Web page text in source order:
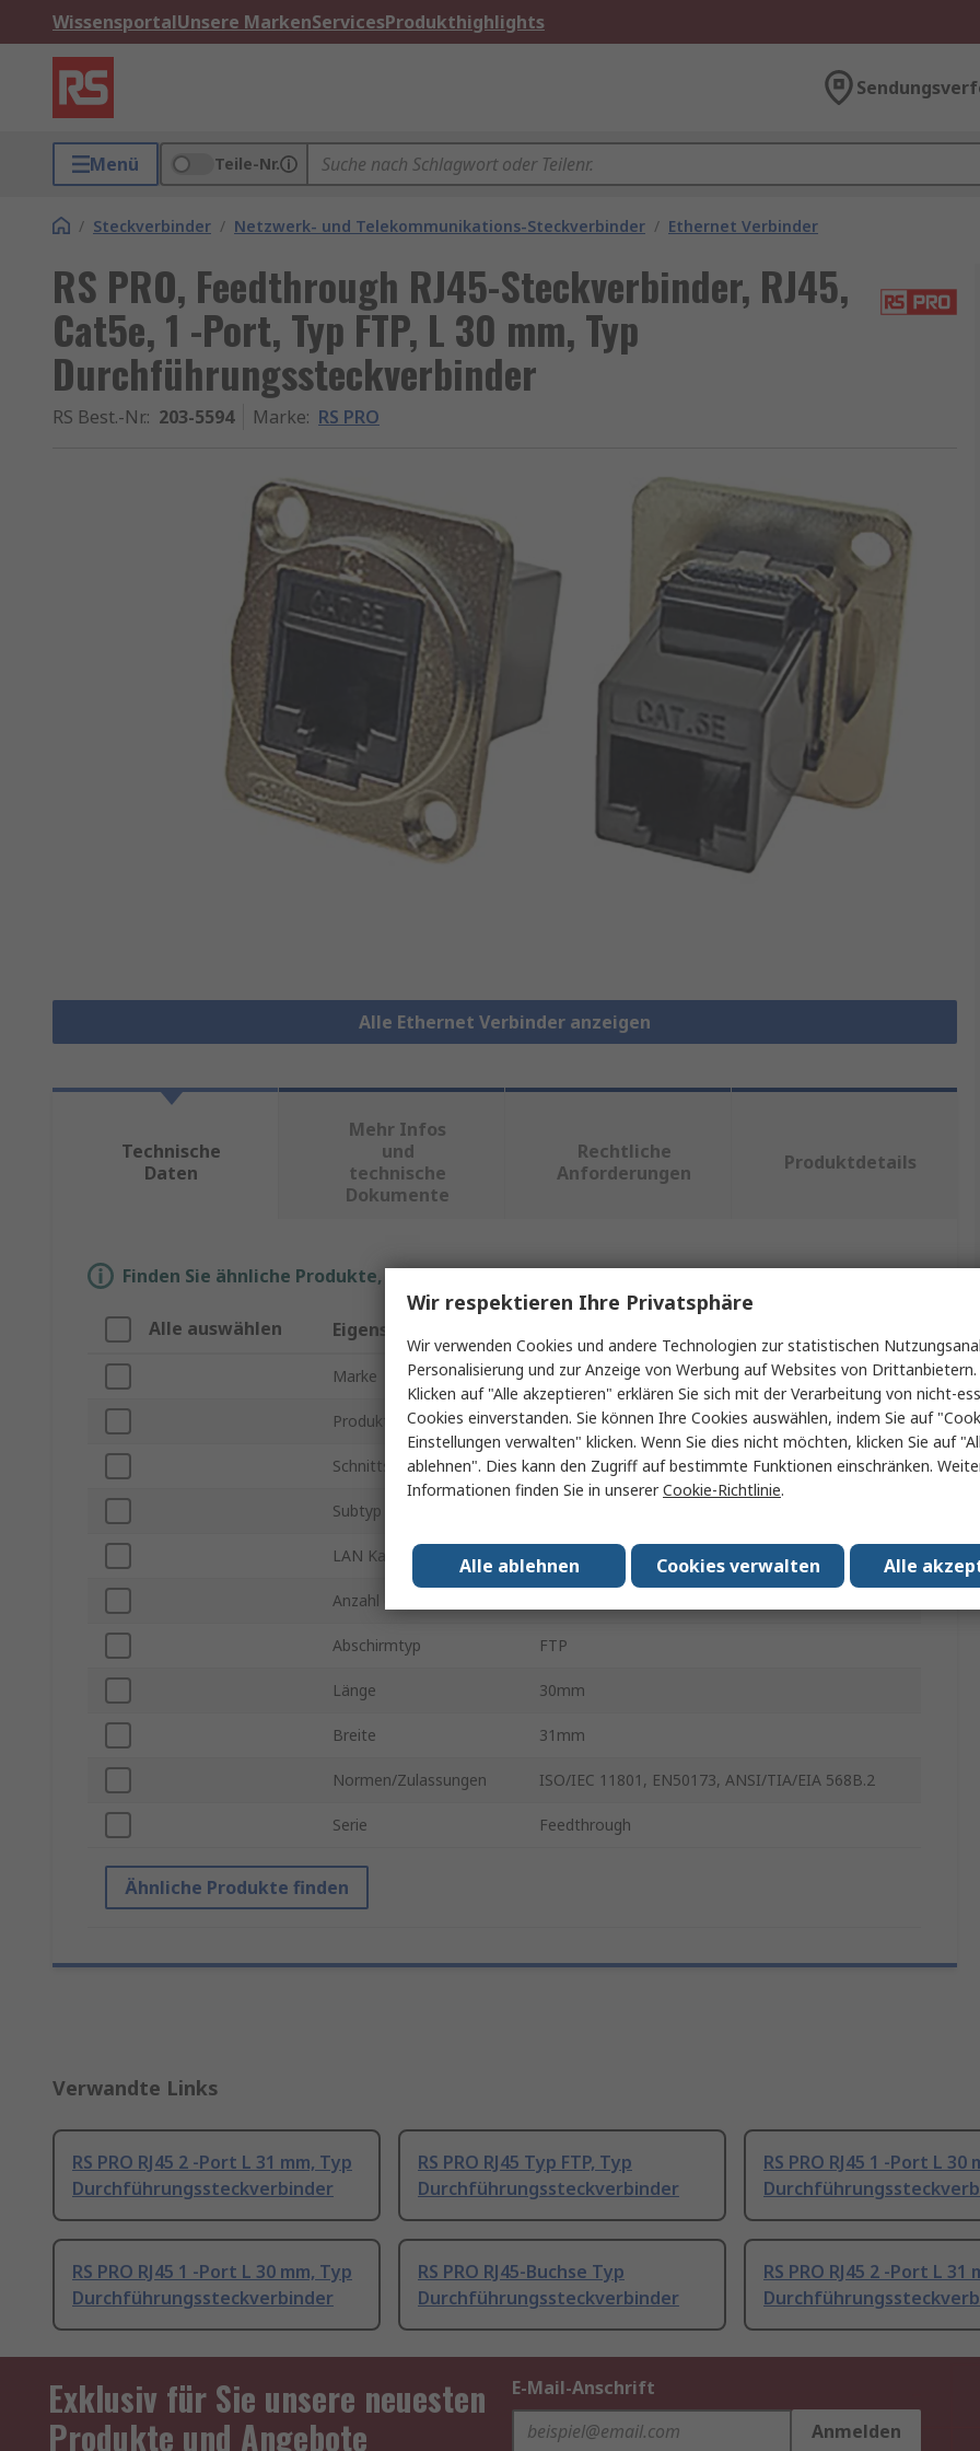
WissensportalUnsere MarkenServicesProdukthighlights
Menü Teile-Nr.
/ Steckverbinder / Netzwerk- und Telekommunikations-Steckverbinder / Ethernet Verbinder
RS PRO, Feedthrough RJ45-Steckverbinder, RJ45,
Cat5e, 1 -Port, Typ FTP, L 30 mm, Typ
Durchführungssteckverbinder
RS Best.-Nr.: 203-5594 Marke: RS PRO
Alle Ethernet Verbinder anzeigen
Technische
Daten
Mehr Infos
und
technische
Dokumente
Rechtliche
Anforderungen
Produktdetails
Finden Sie ähnliche Produkte, indem Sie ein oder mehrere Eigenschaften auswählen.
Alle auswählen Eigenschaft
Marke RS PRO
Produkt Typ RJ45-Steckverbinder
Schnittstellentyp RJ45
Subtyp
LAN Kategorie Cat5e
Anzahl der Anschlüsse
Abschirmtyp FTP
Länge 30mm
Breite 31mm
Normen/Zulassungen ISO/IEC 11801, EN50173, ANSI/TIA/EIA 568B.2
Serie Feedthrough
Ähnliche Produkte finden
Verwandte Links
RS PRO RJ45 2 -Port L 31 mm, Typ
Durchführungssteckverbinder
RS PRO RJ45 Typ FTP, Typ
Durchführungssteckverbinder
RS PRO RJ45 1 -Port L 30
RS PRO RJ45 1 -Port L 30 mm, Typ
Durchführungssteckverbinder
RS PRO RJ45-Buchse Typ
Durchführungssteckverbinder
RS PRO RJ45 2 -Port L 31
Exklusiv für Sie unsere neuesten
Produkte und Angebote
E-Mail-Anschrift
Anmelden
Wir respektieren Ihre Privatsphäre
Wir verwenden Cookies und andere Technologien zur statistischen
Personalisierung und zur Anzeige von Werbung auf Websites von
Klicken auf "Alle akzeptieren" erklären Sie sich mit der Verarbeitung von nicht-
Cookies einverstanden. Sie können Ihre Cookies auswählen, indem Sie auf
Einstellungen verwalten" klicken. Wenn Sie dies nicht möchten, klicken Sie auf
ablehnen". Dies kann den Zugriff auf bestimmte Funktionen einschränken.
Informationen finden Sie in unsererCookie-Richtlinie.
Alle
Cookies verwalten
Alle ablehnen